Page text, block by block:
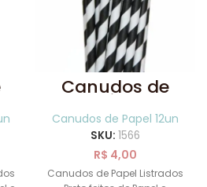
Canudos de
Papel Listrados
Preto 12 uni
Canudos de Papel 12un
SKU: 1566
R$ 4,00
Canudos de Papel Listrados